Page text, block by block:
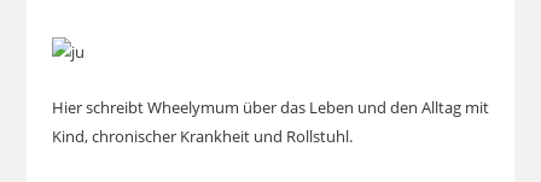
Hier schreibt Wheelymum über das Leben und den Alltag mit
Kind, chronischer Krankheit und Rollstuhl.